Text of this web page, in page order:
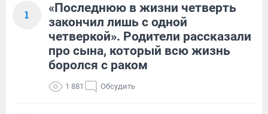
1
«Последнюю в жизни четверть
закончил лишь с одной
четверкой». Родители рассказали
про сына, который всю жизнь
боролся с раком
1 881 Обсудить